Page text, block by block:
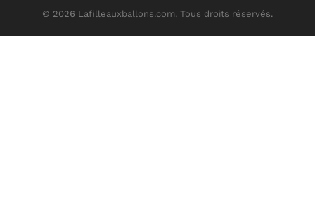
© 2026 Lafilleauxballons.com. Tous droits réservés.